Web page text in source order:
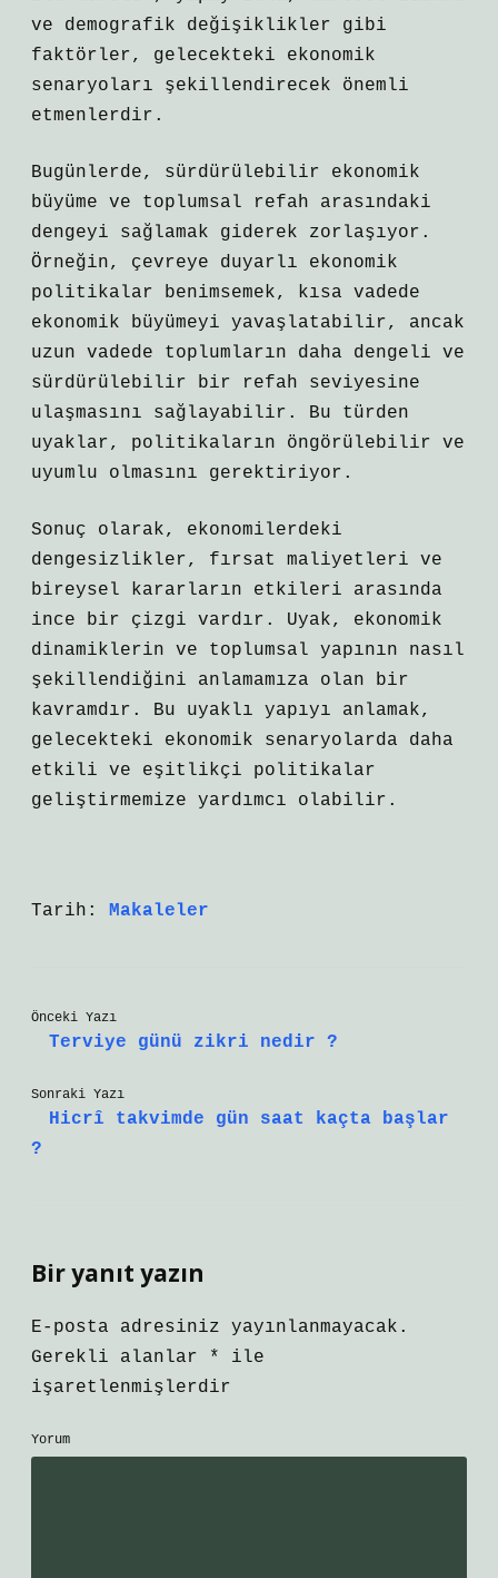
ve demografik değişiklikler gibi
faktörler, gelecekteki ekonomik
senaryoları şekillendirecek önemli
etmenlerdir.
Bugünlerde, sürdürülebilir ekonomik
büyüme ve toplumsal refah arasındaki
dengeyi sağlamak giderek zorlaşıyor.
Örneğin, çevreye duyarlı ekonomik
politikalar benimsemek, kısa vadede
ekonomik büyümeyi yavaşlatabilir, ancak
uzun vadede toplumların daha dengeli ve
sürdürülebilir bir refah seviyesine
ulaşmasını sağlayabilir. Bu türden
uyaklar, politikaların öngörülebilir ve
uyumlu olmasını gerektiriyor.
Sonuç olarak, ekonomilerdeki
dengesizlikler, fırsat maliyetleri ve
bireysel kararların etkileri arasında
ince bir çizgi vardır. Uyak, ekonomik
dinamiklerin ve toplumsal yapının nasıl
şekillendiğini anlamamıza olan bir
kavramdır. Bu uyaklı yapıyı anlamak,
gelecekteki ekonomik senaryolarda daha
etkili ve eşitlikçi politikalar
geliştirmemize yardımcı olabilir.
Tarih: Makaleler
Önceki Yazı
Terviye günü zikri nedir ?
Sonraki Yazı
Hicrî takvimde gün saat kaçta başlar
?
Bir yanıt yazın
E-posta adresiniz yayınlanmayacak.
Gerekli alanlar
*
ile
işaretlenmişlerdir
Yorum